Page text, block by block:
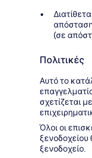
(σε
Πολιτικές
Αυτό το
σχετίζεται
Όλοι οι
ξενοδοχείο.